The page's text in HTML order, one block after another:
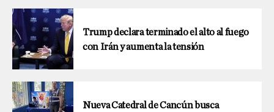
Trump declara terminado el alto al fuego
con Irán y aumenta la tensión
Nueva Catedral de Cancún busca